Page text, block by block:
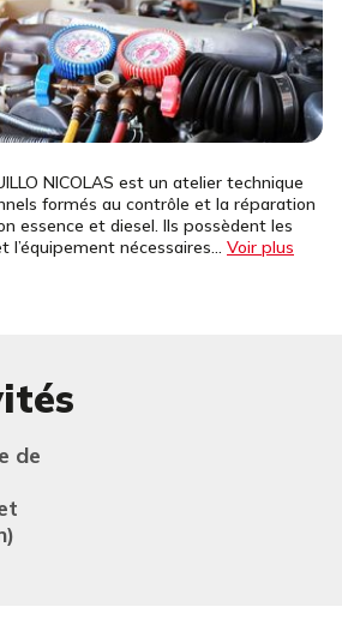
NICOLAS est un atelier technique
formés au contrôle et la réparation
essence et diesel. Ils possèdent les
l’équipement nécessaires... Voir plus
de